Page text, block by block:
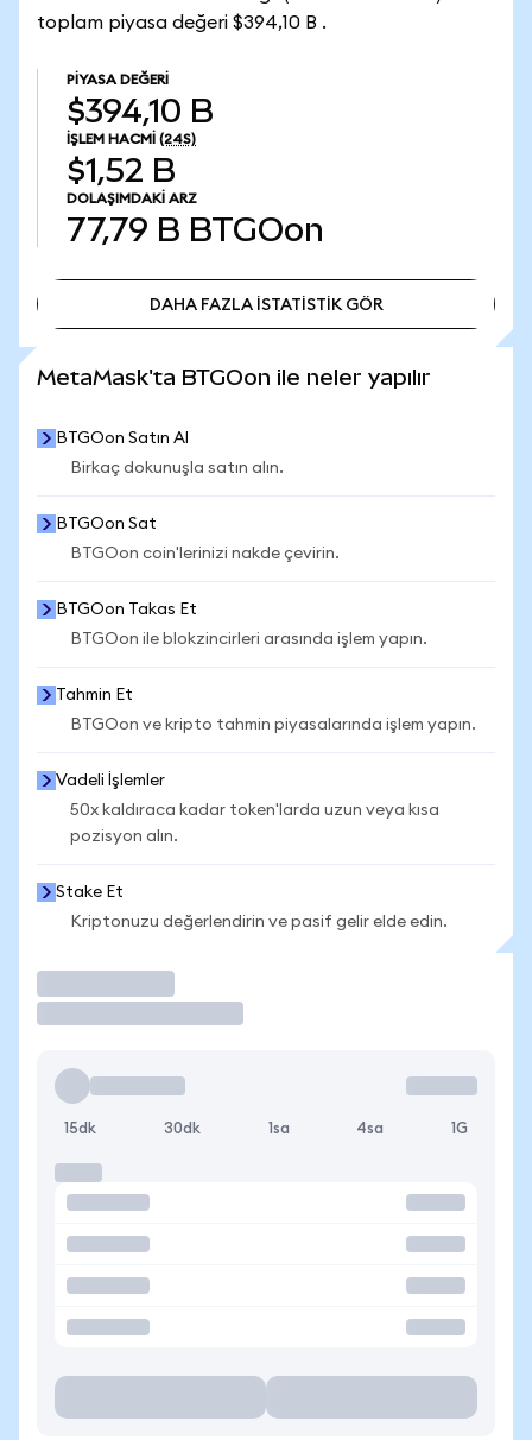
toplam piyasa değeri $394,10 B .
PIYASA DEĞERI
$394,10 B
İŞLEM HACMI (24S)
$1,52 B
DOLAŞIMDAKI ARZ
77,79 B BTGOon
DAHA FAZLA İSTATİSTİK GÖR
MetaMask'ta BTGOon ile neler yapılır
BTGOon Satın Al
Birkaç dokunuşla satın alın.
BTGOon Sat
BTGOon coin'lerinizi nakde çevirin.
BTGOon Takas Et
BTGOon ile blokzincirleri arasında işlem yapın.
Tahmin Et
BTGOon ve kripto tahmin piyasalarında işlem yapın.
Vadeli İşlemler
50x kaldıraca kadar token'larda uzun veya kısa
pozisyon alın.
Stake Et
Kriptonuzu değerlendirin ve pasif gelir elde edin.
15dk 30dk 1sa 4sa 1G